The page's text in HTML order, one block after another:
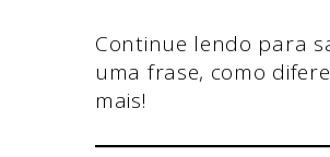
Continue lendo para
uma frase, como
mais!